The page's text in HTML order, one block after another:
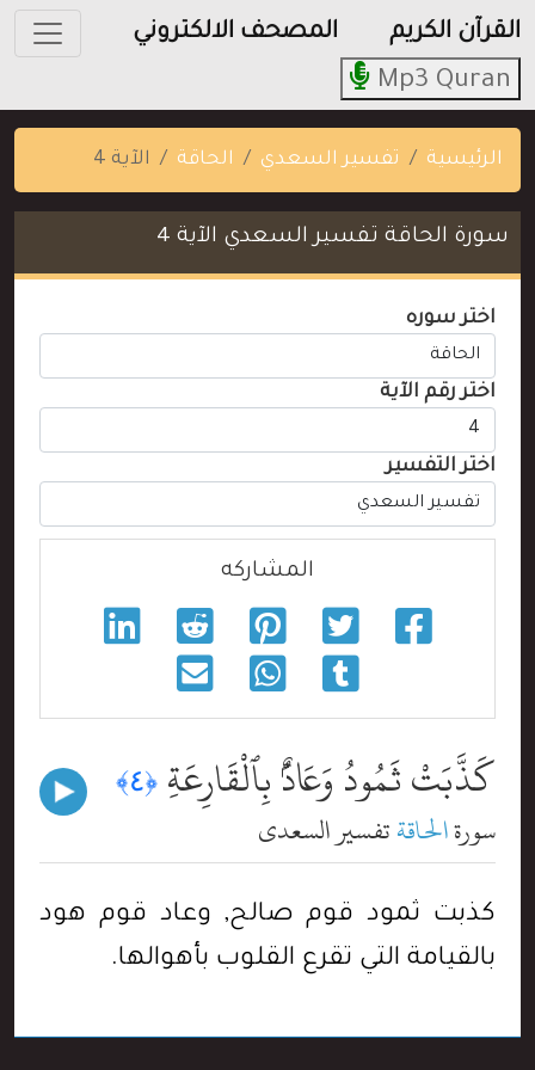
القرآن الكريم المصحف الالكتروني
Mp3 Quran
الرئيسية تفسير السعدي الحاقة الآية 4
سورة الحاقة تفسير السعدي الآية 4
اختر سوره
اختر رقم الآية
اختر التفسير
المشاركه
كَذَّبَتْ ثَمُودُ وَعَادٌۢ بِٱلْقَارِعَةِ ﴿٤﴾
سورةالحاقةتفسير السعدي
كذبت ثمود قوم صالح, وعاد قوم هود
بالقيامة التي تقرع القلوب بأهوالها.